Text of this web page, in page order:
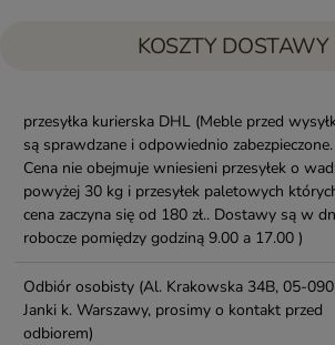
KOSZTY DOSTAWY
przesyłka kurierska DHL (Meble przed
są sprawdzane i odpowiednio zabezpieczone.
Cena nie obejmuje wniesieni przesyłek o
powyżej 30 kg i przesyłek paletowych
cena zaczyna się od 180 zł.. Dostawy są w
robocze pomiędzy godziną 9.00 a 17.00 )
Odbiór osobisty (Al. Krakowska 34B, 05-090
Janki k. Warszawy, prosimy o kontakt przed
odbiorem)